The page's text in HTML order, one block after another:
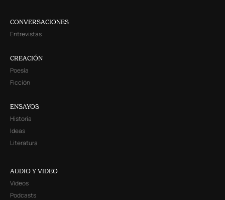
CONVERSACIONES
Entrevistas
CREACIÓN
Poesía
Ficción
ENSAYOS
Historia
Ideas
Literatura
AUDIO Y VIDEO
Videos
Podcasts